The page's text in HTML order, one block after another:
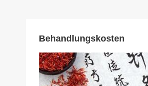
Behandlungskosten